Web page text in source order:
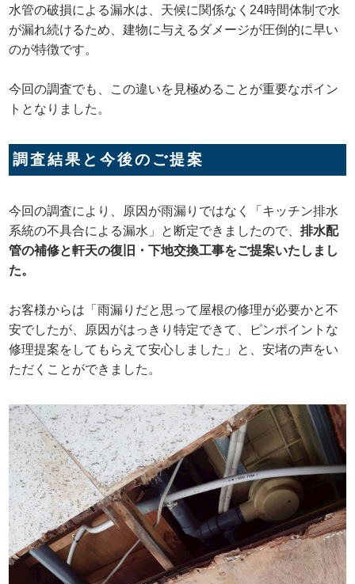
水管の破損による漏水は、天候に関係なく24時間体制で水
が漏れ続けるため、建物に与えるダメージが圧倒的に早い
のが特徴です。
今回の調査でも、この違いを見極めることが重要なポイン
トとなりました。
調査結果と今後のご提案
今回の調査により、原因が雨漏りではなく「キッチン排水
系統の不具合による漏水」と断定できましたので、排水配
管の補修と軒天の復旧・下地交換工事をご提案いたしまし
た。
お客様からは「雨漏りだと思って屋根の修理が必要かと不
安でしたが、原因がはっきり特定できて、ピンポイントな
修理提案をしてもらえて安心しました」と、安堵の声をい
ただくことができました。